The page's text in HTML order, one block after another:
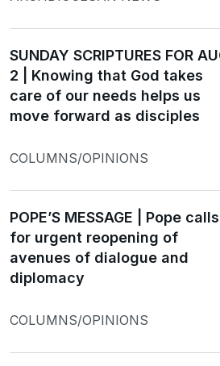
SUNDAY SCRIPTURES FOR
2 | Knowing that God takes
care of our needs helps us
move forward as disciples
COLUMNS/OPINIONS
POPE’S MESSAGE | Pope calls
for urgent reopening of
avenues of dialogue and
diplomacy
COLUMNS/OPINIONS